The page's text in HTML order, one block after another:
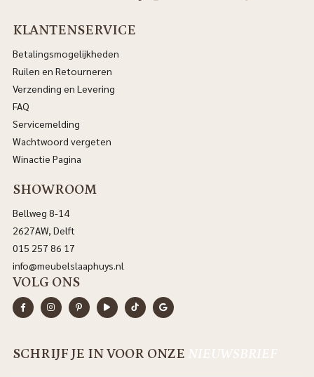
KLANTENSERVICE
Betalingsmogelijkheden
Ruilen en Retourneren
Verzending en Levering
FAQ
Servicemelding
Wachtwoord vergeten
Winactie Pagina
SHOWROOM
Bellweg 8-14
2627AW, Delft
015 257 86 17
info@meubelslaaphuys.nl
VOLG ONS
SCHRIJF JE IN VOOR ONZE NIEUWSBRIEF